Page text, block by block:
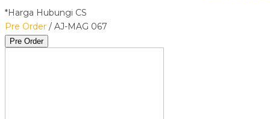
*Harga Hubungi CS
Pre Order / AJ-MAG 067
Pre Order